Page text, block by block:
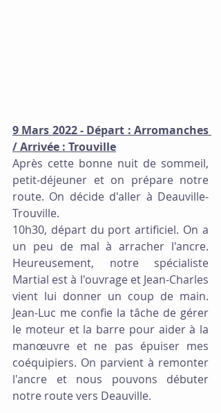
9 Mars 2022 - Départ : Arromanches
/ Arrivée : Trouville
Après cette bonne nuit de sommeil,
petit-déjeuner et on prépare notre
route. On décide d'aller à Deauville-
Trouville.
10h30, départ du port artificiel. On a
un peu de mal à arracher l'ancre.
Heureusement, notre spécialiste
Martial est à l'ouvrage et Jean-Charles
vient lui donner un coup de main.
Jean-Luc me confie la tâche de gérer
le moteur et la barre pour aider à la
manœuvre et ne pas épuiser mes
coéquipiers. On parvient à remonter
l'ancre et nous pouvons débuter
notre route vers Deauville.